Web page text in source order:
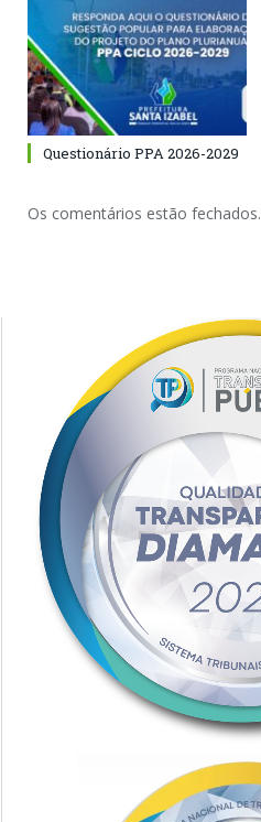
Questionário PPA 2026-2029
Os comentários estão fechados.